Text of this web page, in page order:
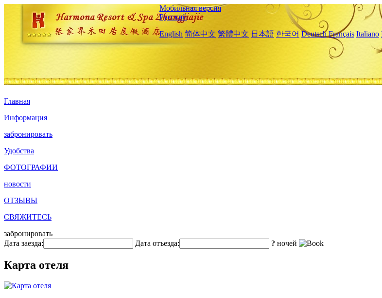
Мобильная версия
Русский
English 简体中文 繁體中文 日本語 한국어 Deutsch Français Italiano
Главная
Информация
забронировать
Удобства
ФОТОГРАФИИ
новости
ОТЗЫВЫ
СВЯЖИТЕСЬ
забронировать
Дата заезда:
Дата отъезда: ? ночей
Карта отеля